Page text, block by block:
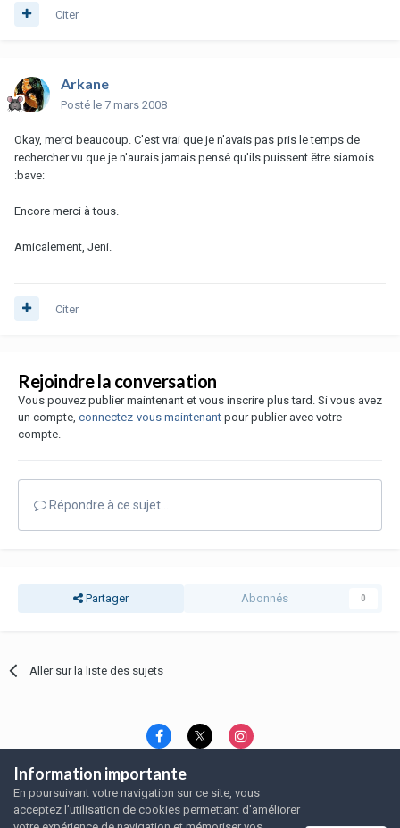
Citer
Arkane
Posté le 7 mars 2008
Okay, merci beaucoup. C'est vrai que je n'avais pas pris le temps de
rechercher vu que je n'aurais jamais pensé qu'ils puissent être siamois
:bave:
Encore merci à tous.
Amicalement, Jeni.
Citer
Rejoindre la conversation
Vous pouvez publier maintenant et vous inscrire plus tard. Si vous avez
un compte, connectez-vous maintenant pour publier avec votre
compte.
Répondre à ce sujet…
Partager Abonnés 0
Aller sur la liste des sujets
Langue Thème
Politique de confidentialité
Nous contacter
Nous contacter
SRFA, l'association des amoureux du rat domestique
Information importante
En poursuivant votre navigation sur ce site, vous
acceptez l’utilisation de cookies permettant d'améliorer